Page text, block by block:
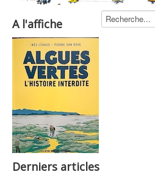
Les spectacles
Les films et vidéos
La boutique
Zone pro
Contact
A l'affiche
Derniers articles